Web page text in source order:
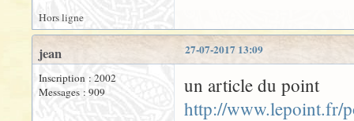
Hors ligne
27-07-2017 13:09
jean
Inscription : 2002
Messages : 909
un article du point
http://www.lepoint.fr/